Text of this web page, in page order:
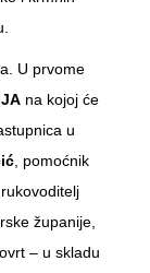
U prvome
na kojoj će
u
, pomoćnik
županije,
– u skladu